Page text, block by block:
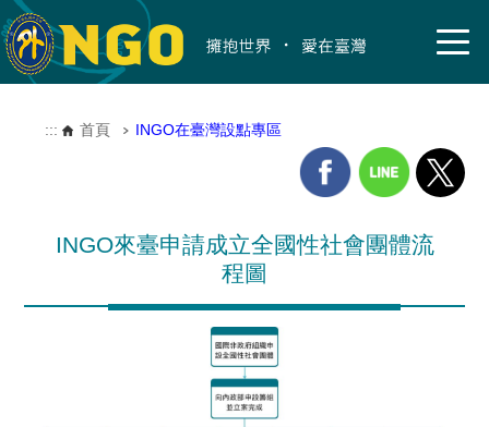
::: 首頁 INGO在臺灣設點專區
INGO來臺申請成立全國性社會團體流
程圖